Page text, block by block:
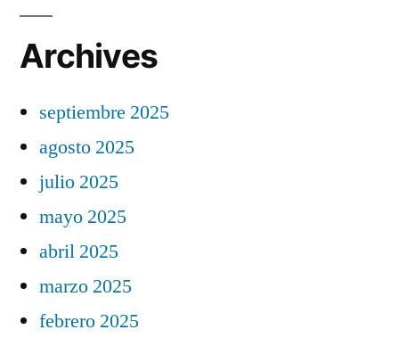
Archives
septiembre 2025
agosto 2025
julio 2025
mayo 2025
abril 2025
marzo 2025
febrero 2025